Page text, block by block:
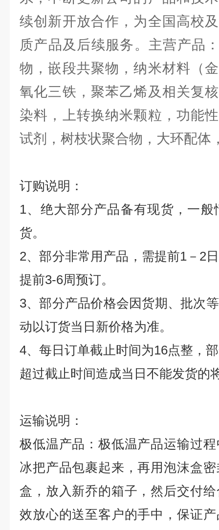
续创新开放合作，为全国高校
质产品及后续服务。主营产品
物，嵌段共聚物，纳米材料（
氧化三铁，聚苯乙烯及相关复
染料，上转换纳米颗粒，功能
试剂，树枝状聚合物，大环配体
订购说明：
1、绝大部分产品备有现货，一
货。
2、部分非常用产品，需提前1 － 2
提前3-6周预订。
3、部分产品价格会因货期、批次
动以订货当日新价格为准。
4、每日订单截止时间为16点整，
超过截止时间造成当日不能发货的
运输说明：
极低温产品：极低温产品运输过
冰把产品包裹起来，再用泡沫盒
盒，放入新乔的箱子，然后交付
效放心的送至客户的手中，保证